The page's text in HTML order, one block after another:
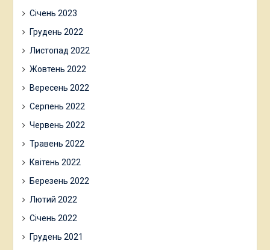
Січень 2023
Грудень 2022
Листопад 2022
Жовтень 2022
Вересень 2022
Серпень 2022
Червень 2022
Травень 2022
Квітень 2022
Березень 2022
Лютий 2022
Січень 2022
Грудень 2021